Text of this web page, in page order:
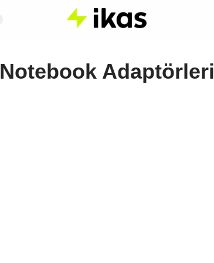
Notebook Adaptörleri